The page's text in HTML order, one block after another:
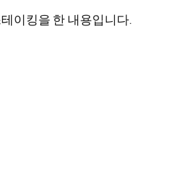
이킹을 한 내용입니다.